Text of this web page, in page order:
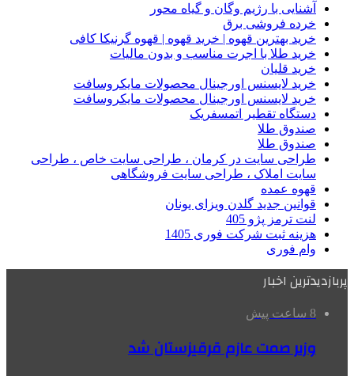
آشنایی با رژیم وگان و گیاه محور
خرده فروشی برق
خرید بهترین قهوه | خرید قهوه | قهوه گرنیکا کافی
خرید طلا با اجرت مناسب و بدون مالیات
خرید قلیان
خرید لایسنس اورجینال محصولات مایکروسافت
خرید لایسنس اورجینال محصولات مایکروسافت
دستگاه تقطیر اتمسفریک
صندوق طلا
صندوق طلا
طراحی سایت در کرمان ، طراحی سایت خاص ، طراحی
سایت املاک ، طراحی سایت فروشگاهی
قهوه عمده
قوانین جدید گلدن ویزای یونان
لنت ترمز پژو 405
هزینه ثبت شرکت فوری 1405
وام فوری
پربازدیدترین اخبار
8 ساعت پیش
وزیر صمت عازم قرقیزستان شد